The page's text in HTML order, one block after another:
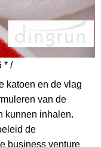
* /
katoen en de vlag
van de
kunnen inhalen.
de
business venture